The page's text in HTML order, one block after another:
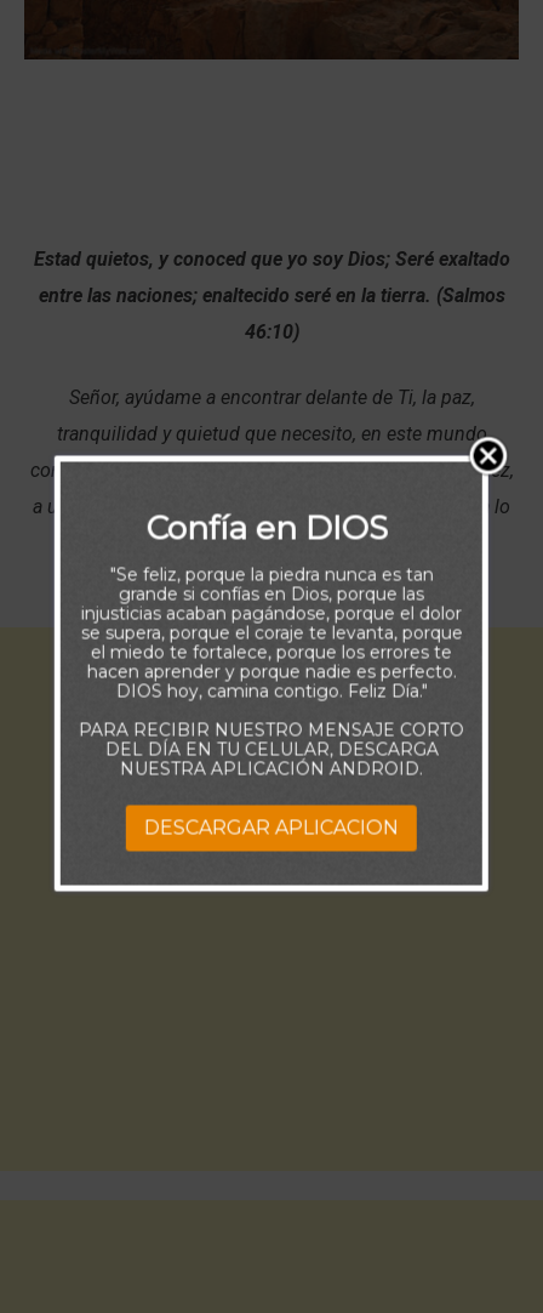
Estad quietos, y conoced que yo soy Dios; Seré exaltado
entre las naciones; enaltecido seré en la tierra. (Salmos
46:10)
Señor, ayúdame a encontrar delante de Ti, la paz,
tranquilidad y quietud que necesito, en este mundo
convulsionado, azaroso y donde todo se mueve cada vez,
a una mayor velocidad. Capacítame para que mi fe sea lo
suficientemente fuerte como para no decaer y
confiar,siempre, en Tu poder perfecto.
Confía en DIOS
"Se feliz, porque la piedra nunca es tan
grande si confías en Dios, porque las
injusticias acaban pagándose, porque el dolor
se supera, porque el coraje te levanta, porque
el miedo te fortalece, porque los errores te
hacen aprender y porque nadie es perfecto.
DIOS hoy, camina contigo. Feliz Día."
PARA RECIBIR NUESTRO MENSAJE CORTO
DEL DÍA EN TU CELULAR, DESCARGA
NUESTRA APLICACIÓN ANDROID.
DESCARGAR APLICACION